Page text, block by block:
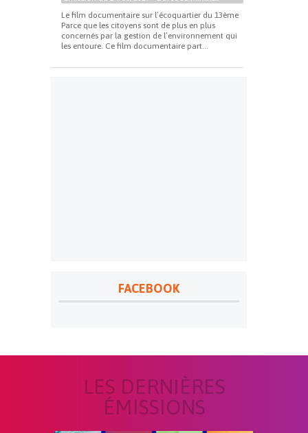
Le film documentaire sur l’écoquartier du 13ème
Parce que les citoyens sont de plus en plus
concernés par la gestion de l’environnement qui
les entoure. Ce film documentaire part...
FACEBOOK
LES DERNIÈRES
ÉMISSIONS